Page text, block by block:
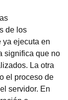
de los
ya ejecuta en
significa que no
La otra
el proceso de
servidor. En